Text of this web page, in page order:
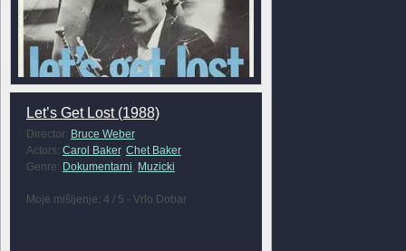
Let’s Get Lost (1988)
Director: Bruce Weber
Actors: Carol Baker, Chet Baker
Genre: Dokumentarni, Muzicki
Moje mišljenje: 4 / 5 - Vrlo Dobar